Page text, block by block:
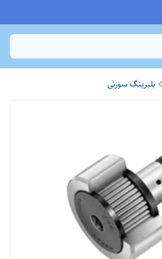
بلبرینگ سوزنی